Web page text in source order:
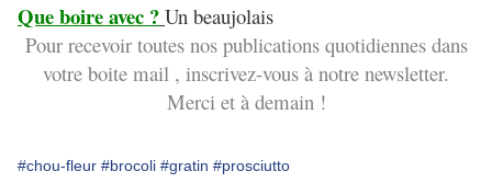
Que boire avec ? Un beaujolais
Pour recevoir toutes nos publications quotidiennes dans
votre boite mail , inscrivez-vous à notre newsletter.
Merci et à demain !
#chou-fleur #brocoli #gratin #prosciutto